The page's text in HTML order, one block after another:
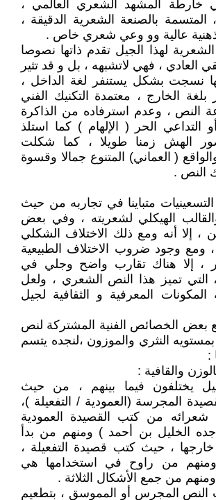
خارطة المشهد الشعري العالمي ،
، المتسمة بالصنعة الشعرية الدقيقة ،
بذهنية عالية وو وعي شعري خاص .
لهذا الجيل تقدم ذاتها نصوصا
العادي ، فهي لاتشبهه ، بل و قد تثير
نسجت بشكل يستنفر لغة الداخل ،
الخارج ، معتمدة التكنيك الفني
النص ، وعدم استرفاده من الذاكرة
التداعي الحر ( الإلهام ) كما استلذ
الهش زمنا طويلا ، كما شكلت
( العماني) المتنوع جمالا وقسوة
النص .
متباينا في تجاربه من حيث
الهيكلي لشعريته ، وفي بعض
، إلا أنه ومع ذلك الاختلاف الشكلي
وجود ضروب الاختلاف الطبيعية
، إلا هناك تقارب واضح وجلي في
التي تميز هذا النص الشعري ، ولعل
المعرفية و الثقافية لجيل
بعض الخصائص الفنية المشتركة لنص
بمستويه النثري والموزون ،لنجده يتسم
:
يختلفون فيما بينهم ، من حيث
المجرسة (العمودية / التفعيلة )،
شعرائه من كتب القصيدة العمودية
الخليل بن أحمد ) ومنهم من بدأ
، حيث كتب قصيدة التفعيلة ،
ومنهم من راوح في استخدامها هي
من جمع الأشكال الثلاثة .
المجرس أو المموسق ، بتطعيم